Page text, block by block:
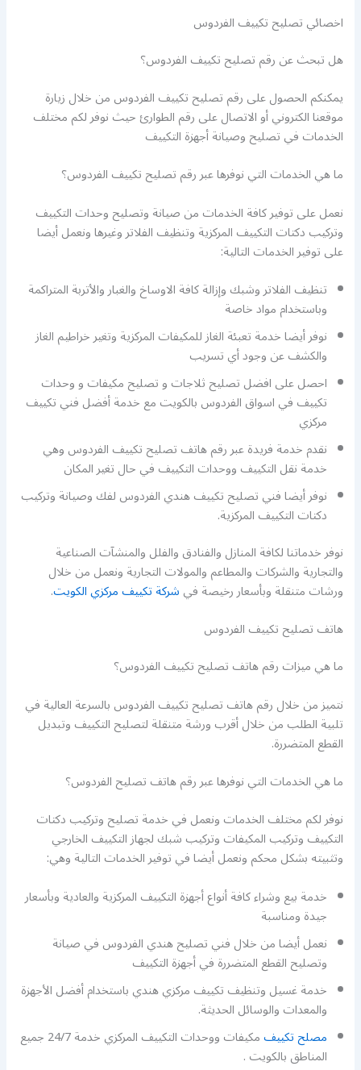
اخصائي تصليح تكييف الفردوس
هل تبحث عن رقم تصليح تكييف الفردوس؟
يمكنكم الحصول على رقم تصليح تكييف الفردوس من خلال زيارة
موقعنا الكتروني أو الاتصال على رقم الطوارئ حيث نوفر لكم مختلف
الخدمات في تصليح وصيانة أجهزة التكييف
ما هي الخدمات التي نوفرها عبر رقم تصليح تكييف الفردوس؟
نعمل على توفير كافة الخدمات من صيانة وتصليح وحدات التكييف
وتركيب دكتات التكييف المركزية وتنظيف الفلاتر وغيرها ونعمل أيضا
على توفير الخدمات التالية:
تنظيف الفلاتر وشبك وإزالة كافة الاوساخ والغبار والأتربة المتراكمة
وباستخدام مواد خاصة
نوفر أيضا خدمة تعبئة الغاز للمكيفات المركزية وتغير خراطيم الغاز
والكشف عن وجود أي تسريب
احصل على افضل تصليح ثلاجات و تصليح مكيفات و وحدات
تكييف في اسواق الفردوس بالكويت مع خدمة أفضل فني تكييف
مركزي
نقدم خدمة فريدة عبر رقم هاتف تصليح تكييف الفردوس وهي
خدمة نقل التكييف ووحدات التكييف في حال تغير المكان
نوفر أيضا فني تصليح تكييف هندي الفردوس لفك وصيانة وتركيب
دكتات التكييف المركزية.
نوفر خدماتنا لكافة المنازل والفنادق والفلل والمنشآت الصناعية
والتجارية والشركات والمطاعم والمولات التجارية ونعمل من خلال
ورشات متنقلة وبأسعار رخيصة فيشركة تكييف مركزي الكويت.
هاتف تصليح تكييف الفردوس
ما هي ميزات رقم هاتف تصليح تكييف الفردوس؟
نتميز من خلال رقم هاتف تصليح تكييف الفردوس بالسرعة العالية في
تلبية الطلب من خلال أقرب ورشة متنقلة لتصليح التكييف وتبديل
القطع المتضررة.
ما هي الخدمات التي نوفرها عبر رقم هاتف تصليح الفردوس؟
نوفر لكم مختلف الخدمات ونعمل في خدمة تصليح وتركيب دكتات
التكييف وتركيب المكيفات وتركيب شبك لجهاز التكييف الخارجي
وتثبيته بشكل محكم ونعمل أيضا في توفير الخدمات التالية وهي:
خدمة بيع وشراء كافة أنواع أجهزة التكييف المركزية والعادية وبأسعار
جيدة ومناسبة
نعمل أيضا من خلال فني تصليح هندي الفردوس في صيانة
وتصليح القطع المتضررة في أجهزة التكييف
خدمة غسيل وتنظيف تكييف مركزي هندي باستخدام أفضل الأجهزة
والمعدات والوسائل الحديثة.
مصلح تكييف
مكيفات ووحدات التكييف المركزي خدمة 24/7 جميع
المناطق بالكويت .